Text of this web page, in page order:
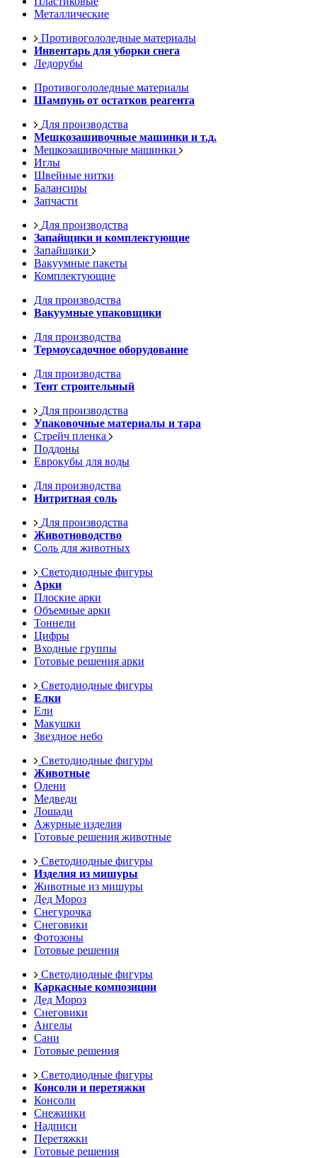
Металлические
Противогололедные материалы
Инвентарь для уборки снега
Ледорубы
Противогололедные материалы
Шампунь от остатков реагента
Для производства
Мешкозашивочные машинки и т.д.
Мешкозашивочные машинки
Иглы
Швейные нитки
Балансиры
Запчасти
Для производства
Запайщики и комплектующие
Запайщики
Вакуумные пакеты
Комплектующие
Для производства
Вакуумные упаковщики
Для производства
Термоусадочное оборудование
Для производства
Тент строительный
Для производства
Упаковочные материалы и тара
Стрейч пленка
Поддоны
Еврокубы для воды
Для производства
Нитритная соль
Для производства
Животноводство
Соль для животных
Светодиодные фигуры
Арки
Плоские арки
Объемные арки
Тоннели
Цифры
Входные группы
Готовые решения арки
Светодиодные фигуры
Елки
Ели
Макушки
Звездное небо
Светодиодные фигуры
Животные
Олени
Медведи
Лошади
Ажурные изделия
Готовые решения животные
Светодиодные фигуры
Изделия из мишуры
Животные из мишуры
Дед Мороз
Снегурочка
Снеговики
Фотозоны
Готовые решения
Светодиодные фигуры
Каркасные композиции
Дед Мороз
Снеговики
Ангелы
Сани
Готовые решения
Светодиодные фигуры
Консоли и перетяжки
Консоли
Снежинки
Надписи
Перетяжки
Готовые решения